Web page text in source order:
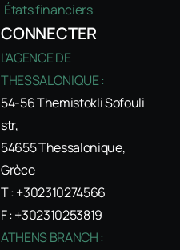
États financiers
CONNECTER
L'AGENCE DE
THESSALONIQUE :
54-56 Themistokli Sofouli
str,
54655 Thessalonique,
Grèce
T : +302310274566
F : +302310253819
ATHENS BRANCH :